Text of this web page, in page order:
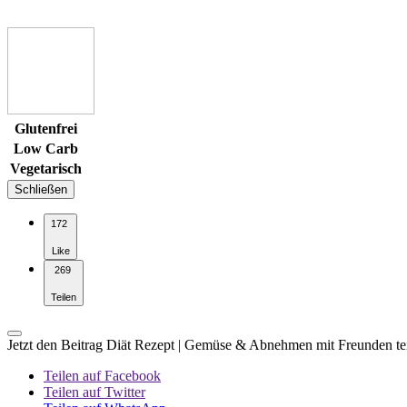
Glutenfrei
Low Carb
Vegetarisch
Schließen
172
Like
269
Teilen
Jetzt den Beitrag Diät Rezept | Gemüse & Abnehmen mit Freunden
Teilen auf Facebook
Teilen auf Twitter